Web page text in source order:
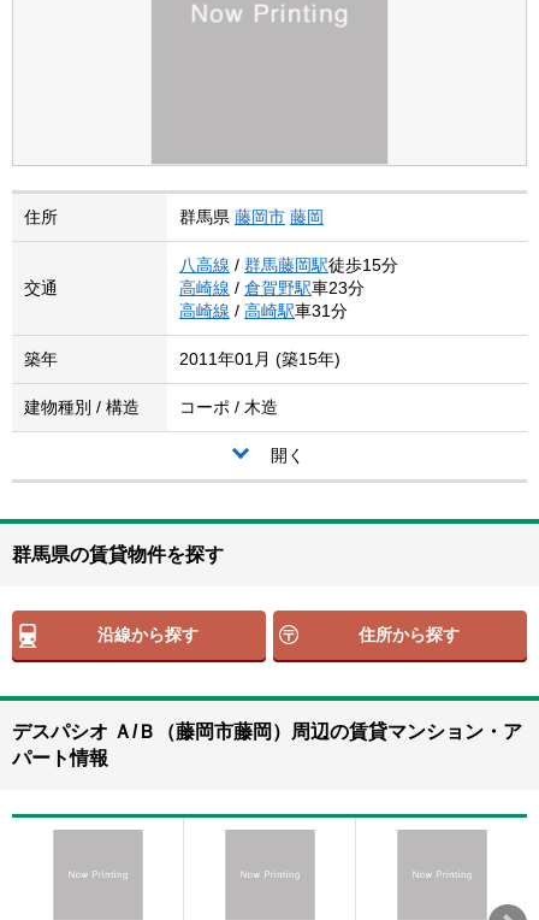
住所 群馬県 藤岡市 藤岡
交通
八高線 / 群馬藤岡駅徒歩15分
高崎線 / 倉賀野駅車23分
高崎線 / 高崎駅車31分
築年 2011年01月 (築15年)
建物種別 / 構造 コーポ / 木造
開く
群馬県の賃貸物件を探す
沿線から探す 住所から探す
デスパシオ Ａ/Ｂ（藤岡市藤岡）周辺の賃貸マンション・ア
パート情報